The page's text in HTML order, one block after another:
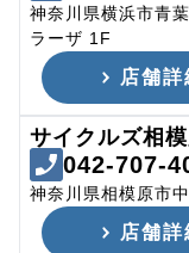
神奈川県横浜市青
ラーザ 1F
店舗詳
サイクルズ相
042-707-
神奈川県相模原市
店舗詳